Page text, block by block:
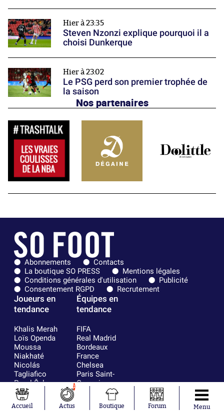
Hier à 23:35
Steven Nzonzi explique pourquoi il a
choisi Dunkerque
Hier à 23:02
Le PSG perd son premier trophée de
la saison
Nos partenaires
Abonnements
Contacts
La boutique SO PRESS
Mentions légales
Conditions générales d'utilisation
Publicité
Consentement RGPD
Recrutement
Joueurs en
tendance
Khalis Merah
Loïs Openda
Moussa
Niakhaté
Nicolás
Tagliafico
Pavel Šulc
Gauthier Hein
Lionel Messi
Gonzalo
Équipes en
tendance
FIFA
Real Madrid
Bordeaux
France
Chelsea
Paris Saint-
Germain
Olympique
AC Milan
Accueil
1
Actus Boutique Forum Menu